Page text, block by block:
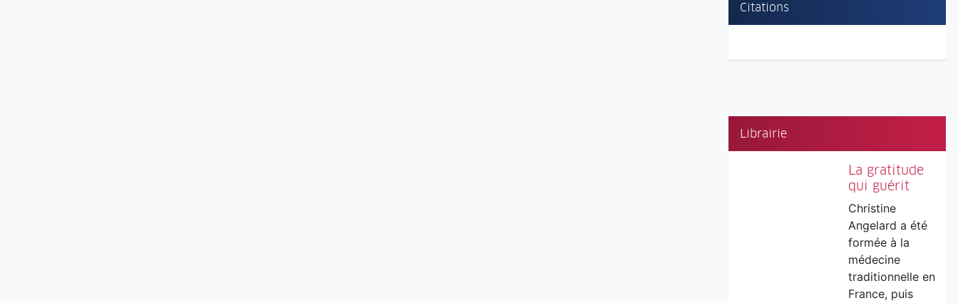
Citations
Librairie
La gratitude
qui guérit
Christine
Angelard a été
formée à la
médecine
traditionnelle en
France, puis